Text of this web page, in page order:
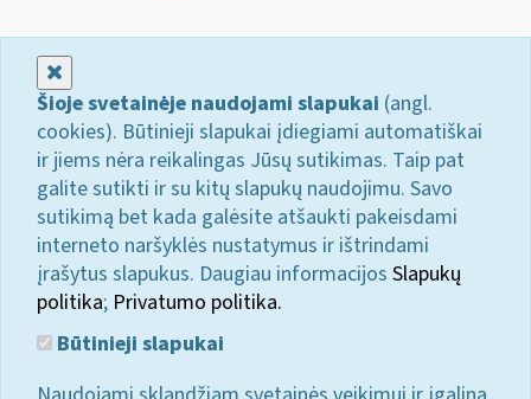
Šioje svetainėje naudojami slapukai (angl.
cookies). Būtinieji slapukai įdiegiami automatiškai
ir jiems nėra reikalingas Jūsų sutikimas. Taip pat
galite sutikti ir su kitų slapukų naudojimu. Savo
sutikimą bet kada galėsite atšaukti pakeisdami
interneto naršyklės nustatymus ir ištrindami
įrašytus slapukus. Daugiau informacijos Slapukų
politika; Privatumo politika.
Būtinieji slapukai